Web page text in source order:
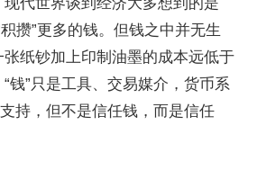
积攒”更多的钱。但钱之中并无生
纸钞加上印制油墨的成本远低于
钱”只是工具、交易媒介，货币系
持，但不是信任钱，而是信任